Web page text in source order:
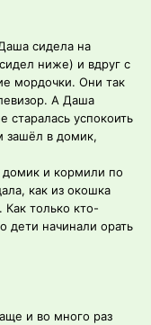
сидела на
ниже) и вдруг с
мордочки. Они так
А Даша
успокоить
зашёл в домик,
домик и кормили по
как из окошка
только кто-
дети начинали орать
и во много раз